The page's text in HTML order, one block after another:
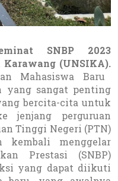
SNBP 2023
(UNSIKA).
Mahasiswa Baru
yang sangat penting
bercita-cita untuk
jenjang perguruan
Tinggi Negeri (PTN)
kembali menggelar
Prestasi (SNBP)
yang dapat diikuti